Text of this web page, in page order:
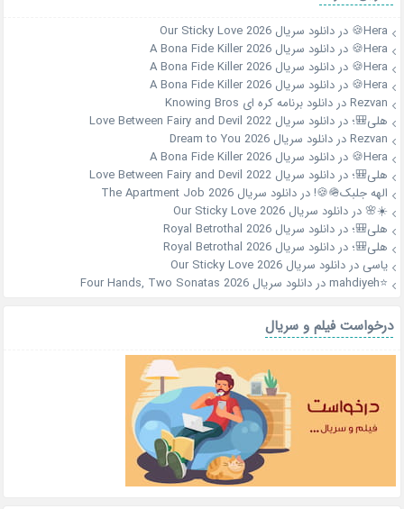
Hera🍪 دردانلود سریال Our Sticky Love 2026
Hera🍪
دردانلود سریال A Bona Fide Killer 2026
Hera🍪
دردانلود سریال A Bona Fide Killer 2026
Hera🍪
دردانلود سریال A Bona Fide Killer 2026
Rezvanدردانلود برنامه کره ای Knowing Bros
هلی🎒؛ دردانلود سریال Love Between Fairy and Devil 2022
Rezvanدردانلود سریال Dream to You 2026
Hera🍪
دردانلود سریال A Bona Fide Killer 2026
هلی🎒؛ دردانلود سریال Love Between Fairy and Devil 2022
الهه جلبک🪖🍪!
دردانلود سریال The Apartment Job 2026
☀️🌸دردانلود سریال Our Sticky Love 2026
هلی🎒؛ دردانلود سریال Royal Betrothal 2026
هلی🎒؛ دردانلود سریال Royal Betrothal 2026
یاسی دردانلود سریال Our Sticky Love 2026
⭐mahdiyeh
دردانلود سریال Four Hands, Two Sonatas 2026
درخواست فیلم و سریال